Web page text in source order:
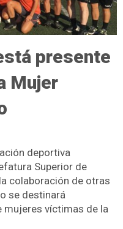
presente
Mujer
deportiva
Superior de
colaboración de otras
se destinará
mujeres víctimas de la